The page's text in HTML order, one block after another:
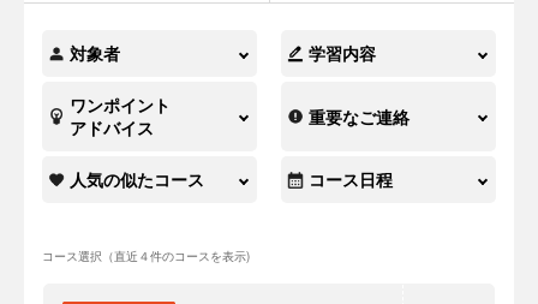
対象者 学習内容
ワンポイント
アドバイス
重要なご連絡
人気の似たコース コース日程
コース選択（直近４件のコースを表示)